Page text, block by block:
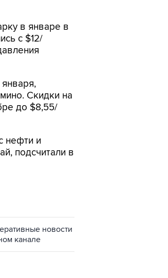
в январе в
с $12/
Скидки на
до $8,55/
нефти и
подсчитали в
новости
канале